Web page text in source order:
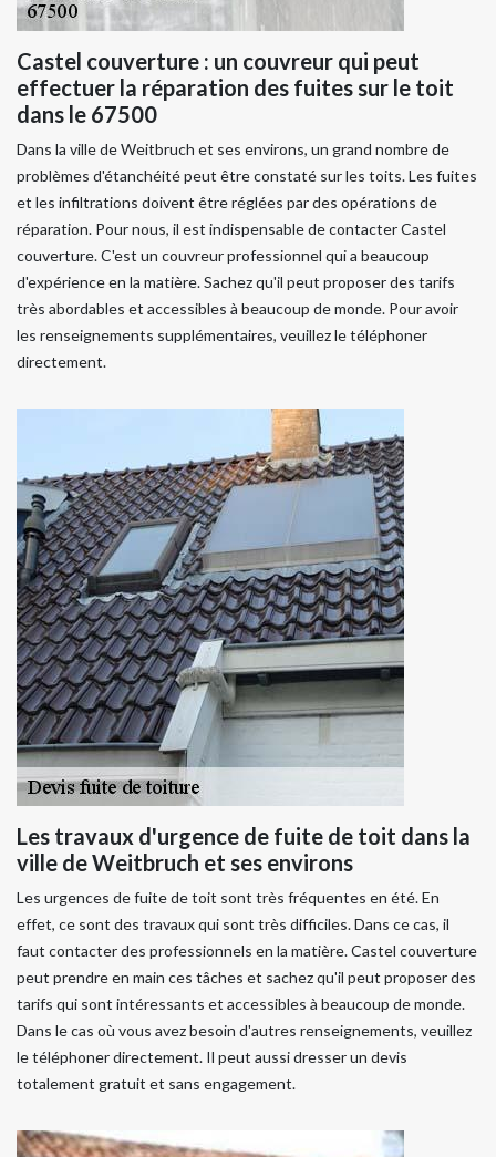
Castel couverture : un couvreur qui peut
effectuer la réparation des fuites sur le toit
dans le 67500
Dans la ville de Weitbruch et ses environs, un grand nombre de
problèmes d'étanchéité peut être constaté sur les toits. Les fuites
et les infiltrations doivent être réglées par des opérations de
réparation. Pour nous, il est indispensable de contacter Castel
couverture. C'est un couvreur professionnel qui a beaucoup
d'expérience en la matière. Sachez qu'il peut proposer des tarifs
très abordables et accessibles à beaucoup de monde. Pour avoir
les renseignements supplémentaires, veuillez le téléphoner
directement.
Les travaux d'urgence de fuite de toit dans la
ville de Weitbruch et ses environs
Les urgences de fuite de toit sont très fréquentes en été. En
effet, ce sont des travaux qui sont très difficiles. Dans ce cas, il
faut contacter des professionnels en la matière. Castel couverture
peut prendre en main ces tâches et sachez qu'il peut proposer des
tarifs qui sont intéressants et accessibles à beaucoup de monde.
Dans le cas où vous avez besoin d'autres renseignements, veuillez
le téléphoner directement. Il peut aussi dresser un devis
totalement gratuit et sans engagement.